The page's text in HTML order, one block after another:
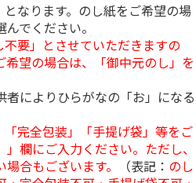
なります。のし紙をご希望の場
でください。
要」とさせていただきますの
望の場合は、「御中元のし」を
によりひらがなの「お」になる
「完全包装」「手提げ袋」等をご
欄にご入力ください。ただし、
合もございます。
（表記： のし